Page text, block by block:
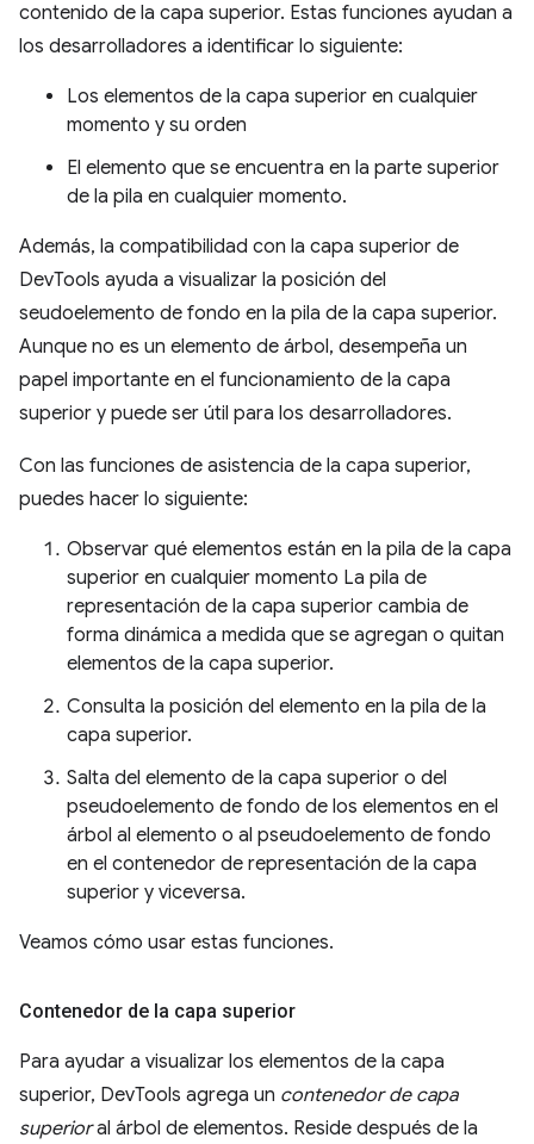
contenido de la capa superior. Estas funciones ayudan a
los desarrolladores a identificar lo siguiente:
Los elementos de la capa superior en cualquier
momento y su orden
El elemento que se encuentra en la parte superior
de la pila en cualquier momento.
Además, la compatibilidad con la capa superior de
DevTools ayuda a visualizar la posición del
seudoelemento de fondo en la pila de la capa superior.
Aunque no es un elemento de árbol, desempeña un
papel importante en el funcionamiento de la capa
superior y puede ser útil para los desarrolladores.
Con las funciones de asistencia de la capa superior,
puedes hacer lo siguiente:
Observar qué elementos están en la pila de la capa
superior en cualquier momento La pila de
representación de la capa superior cambia de
forma dinámica a medida que se agregan o quitan
elementos de la capa superior.
Consulta la posición del elemento en la pila de la
capa superior.
Salta del elemento de la capa superior o del
pseudoelemento de fondo de los elementos en el
árbol al elemento o al pseudoelemento de fondo
en el contenedor de representación de la capa
superior y viceversa.
Veamos cómo usar estas funciones.
Contenedor de la capa superior
Para ayudar a visualizar los elementos de la capa
superior, DevTools agrega un contenedor de capa
superioral árbol de elementos. Reside después de la